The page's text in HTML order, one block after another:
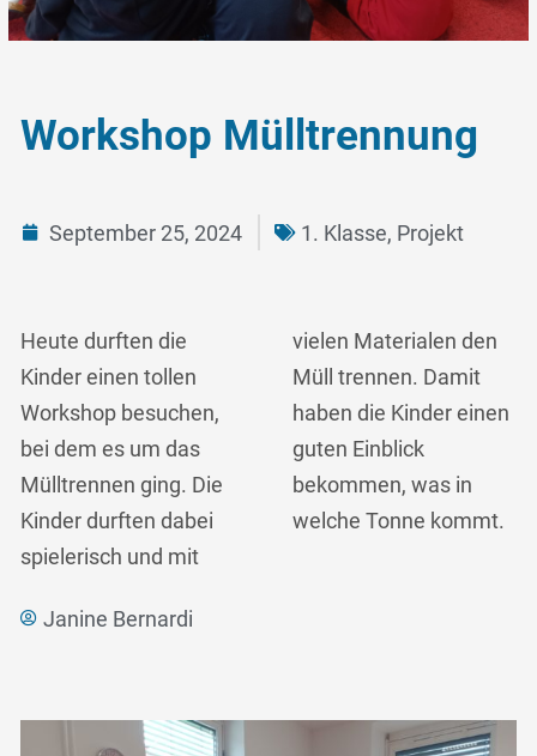
Workshop Mülltrennung
September 25, 2024 1. Klasse, Projekt
Heute durften die
Kinder einen tollen
Workshop besuchen,
bei dem es um das
Mülltrennen ging. Die
Kinder durften dabei
spielerisch und mit
vielen Materialen den
Müll trennen. Damit
haben die Kinder einen
guten Einblick
bekommen, was in
welche Tonne kommt.
Janine Bernardi